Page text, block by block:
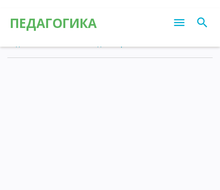
ПЕДАГОГИКА